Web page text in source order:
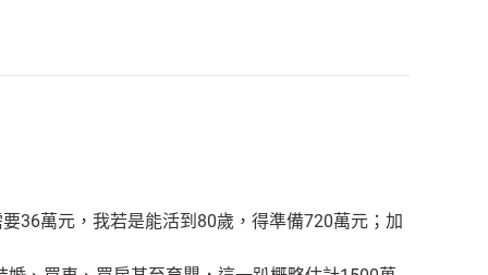
36萬元，我若是能活到80歲，得準備720萬元；加